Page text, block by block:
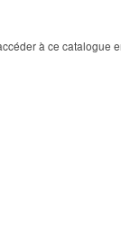
à ce catalogue